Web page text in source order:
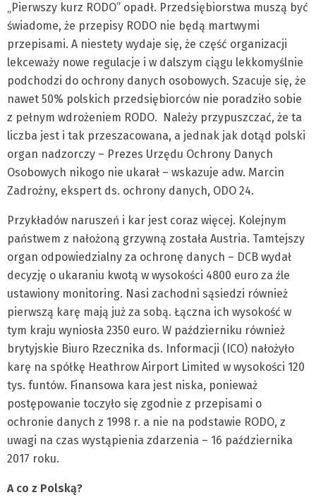
„Pierwszy kurz RODO” opadł. Przedsiębiorstwa muszą być
świadome, że przepisy RODO nie będą martwymi
przepisami. A niestety wydaje się, że część organizacji
lekceważy nowe regulacje i w dalszym ciągu lekkomyślnie
podchodzi do ochrony danych osobowych. Szacuje się, że
nawet 50% polskich przedsiębiorców nie poradziło sobie
z pełnym wdrożeniem RODO. Należy przypuszczać, że ta
liczba jest i tak przeszacowana, a jednak jak dotąd polski
organ nadzorczy – Prezes Urzędu Ochrony Danych
Osobowych nikogo nie ukarał – wskazuje adw. Marcin
Zadrożny, ekspert ds. ochrony danych, ODO 24.
Przykładów naruszeń i kar jest coraz więcej. Kolejnym
państwem z nałożoną grzywną została Austria. Tamtejszy
organ odpowiedzialny za ochronę danych – DCB wydał
decyzję o ukaraniu kwotą w wysokości 4800 euro za źle
ustawiony monitoring. Nasi zachodni sąsiedzi również
pierwszą karę mają już za sobą. Łączna ich wysokość w
tym kraju wyniosła 2350 euro. W październiku również
brytyjskie Biuro Rzecznika ds. Informacji (ICO) nałożyło
karę na spółkę Heathrow Airport Limited w wysokości 120
tys. funtów. Finansowa kara jest niska, ponieważ
postępowanie toczyło się zgodnie z przepisami o
ochronie danych z 1998 r. a nie na podstawie RODO, z
uwagi na czas wystąpienia zdarzenia – 16 października
2017 roku.
A co z Polską?